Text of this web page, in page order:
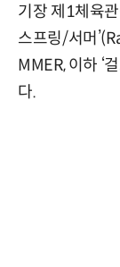
기장 제1체육
스프링/서머
MMER, 이하 ‘
다.